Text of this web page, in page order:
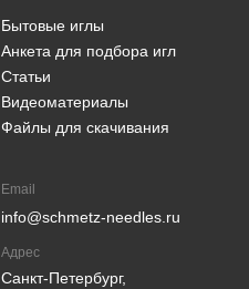
Бытовые иглы
Анкета для подбора игл
Статьи
Видеоматериалы
Файлы для скачивания
Email
info@schmetz-needles.ru
Адрес
Санкт-Петербург,